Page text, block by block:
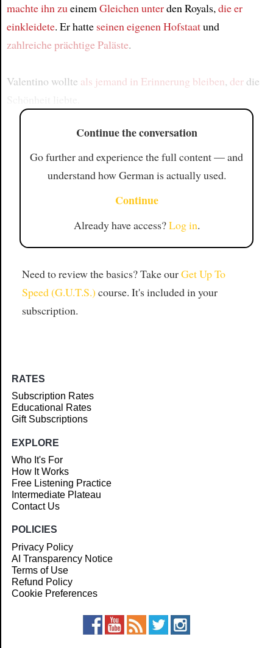
machte ihn zueinemGleichen unterden Royals,die er
einkleidete. Er hatte seinen eigenen Hofstaatund
zahlreiche prächtige Paläste.
Valentino wollte als jemand in Erinnerung bleiben, derdie
Continue the conversation
Go further and experience the full content — and
understand how German is actually used.
Continue
Already have access?Log in.
Need to review the basics? Take ourGet Up To
Speed (G.U.T.S.) course. It's included in your
subscription.
RATES
Subscription Rates
Educational Rates
Gift Subscriptions
EXPLORE
Who It's For
How It Works
Free Listening Practice
Intermediate Plateau
Contact Us
POLICIES
Privacy Policy
AI Transparency Notice
Terms of Use
Refund Policy
Cookie Preferences